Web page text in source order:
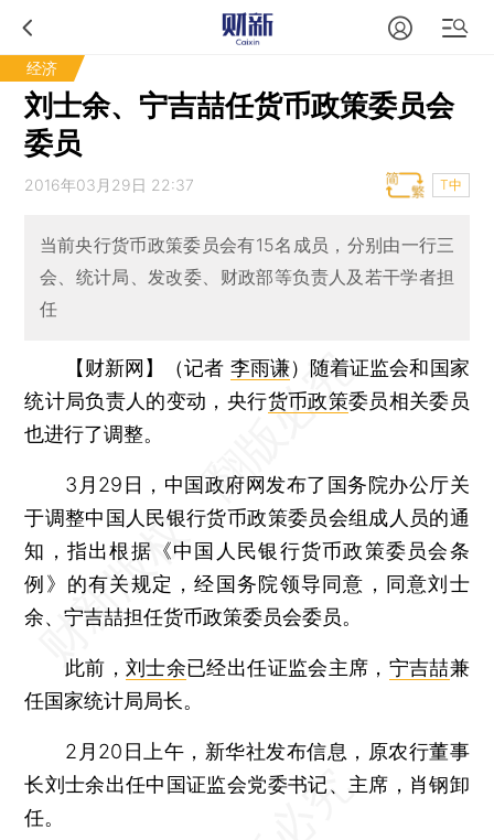
经济
刘士余、宁吉喆任货币政策委员会
委员
2016年03月29日 22:37 T中
当前央行货币政策委员会有15名成员，分别由一行三
会、统计局、发改委、财政部等负责人及若干学者担
任
【财新网】（记者 李雨谦） 随着证监会和国家
统计局负责人的变动，央行货币政策委员相关委员
也进行了调整。
3月29日，中国政府网发布了国务院办公厅关
于调整中国人民银行货币政策委员会组成人员的通
知，指出根据《中国人民银行货币政策委员会条
例》的有关规定，经国务院领导同意，同意刘士
余、宁吉喆担任货币政策委员会委员。
此前，刘士余已经出任证监会主席， 宁吉喆兼
任国家统计局局长。
2月20日上午，新华社发布信息，原农行董事
长刘士余出任中国证监会党委书记、主席，肖钢卸
任。